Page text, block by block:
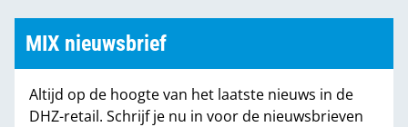
Marktcijfers
Partners
MIX nieuwsbrief
Altijd op de hoogte van het laatste nieuws in de
DHZ-retail. Schrijf je nu in voor de nieuwsbrieven